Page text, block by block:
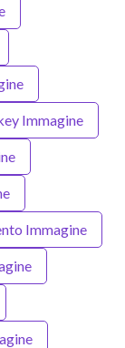
Immagine
Immagine